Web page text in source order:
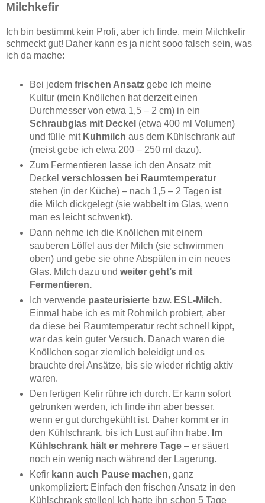
Milchkefir
Ich bin bestimmt kein Profi, aber ich finde, mein Milchkefir
schmeckt gut! Daher kann es ja nicht sooo falsch sein, was
ich da mache:
Bei jedem frischen Ansatzgebe ich meine
Kultur (mein Knöllchen hat derzeit einen
Durchmesser von etwa 1,5 – 2 cm) in ein
Schraubglas mit Deckel (etwa 400 ml Volumen)
und fülle mit Kuhmilch aus dem Kühlschrank auf
(meist gebe ich etwa 200 – 250 ml dazu).
Zum Fermentieren lasse ich den Ansatz mit
Deckel verschlossen bei Raumtemperatur
stehen (in der Küche) – nach 1,5 – 2 Tagen ist
die Milch dickgelegt (sie wabbelt im Glas, wenn
man es leicht schwenkt).
Dann nehme ich die Knöllchen mit einem
sauberen Löffel aus der Milch (sie schwimmen
oben) und gebe sie ohne Abspülen in ein neues
Glas. Milch dazu und weiter geht’s mit
Fermentieren.
Ich verwende pasteurisierte bzw. ESL-Milch.
Einmal habe ich es mit Rohmilch probiert, aber
da diese bei Raumtemperatur recht schnell kippt,
war das kein guter Versuch. Danach waren die
Knöllchen sogar ziemlich beleidigt und es
brauchte drei Ansätze, bis sie wieder richtig aktiv
waren.
Den fertigen Kefir rühre ich durch. Er kann sofort
getrunken werden, ich finde ihn aber besser,
wenn er gut durchgekühlt ist. Daher kommt er in
den Kühlschrank, bis ich Lust auf ihn habe. Im
Kühlschrank hält er mehrere Tage– er säuert
noch ein wenig nach während der Lagerung.
Kefir kann auch Pause machen, ganz
unkompliziert: Einfach den frischen Ansatz in den
Kühlschrank stellen! Ich hatte ihn schon 5 Tage